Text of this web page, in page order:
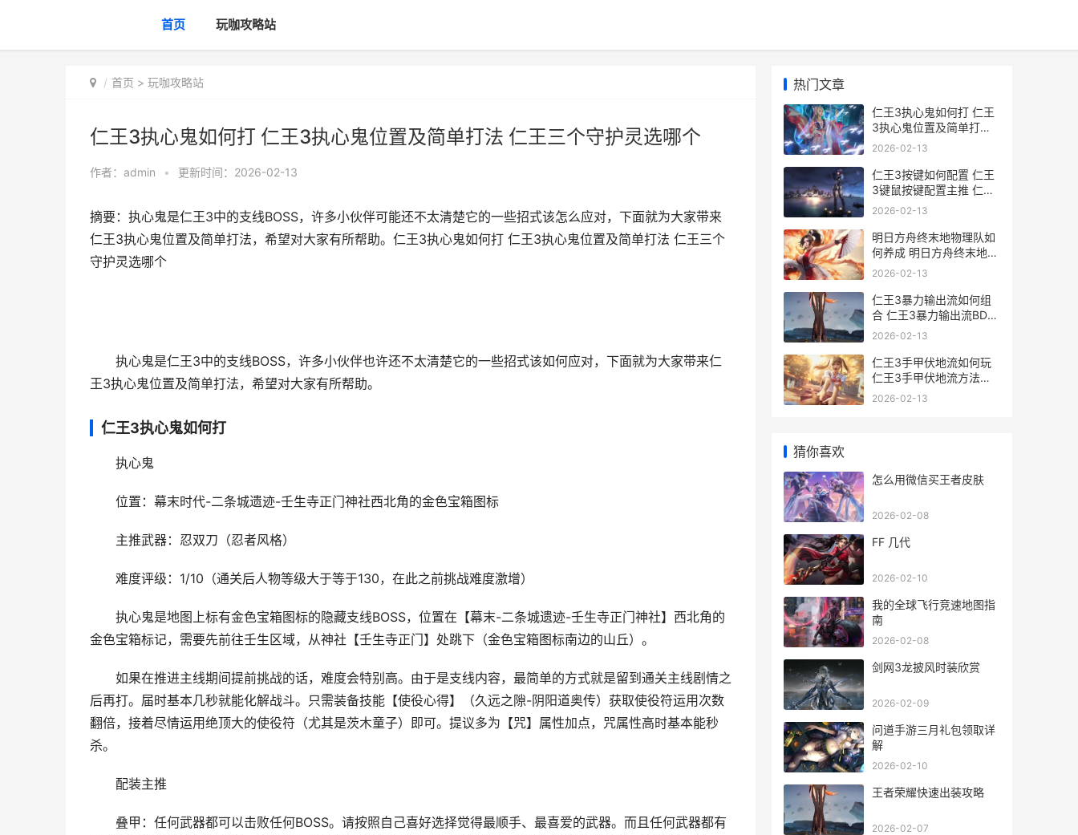
首页 玩咖攻略站
首页 > 玩咖攻略站
仁王3执心鬼如何打 仁王3执心鬼位置及简单打法 仁王三个守护灵选哪个
作者： admin • 更新时间：2026-02-13
摘要：执心鬼是仁王3中的支线BOSS，许多小伙伴可能还不太清楚它的一些招式该怎么应对，下面就为大家带来
仁王3执心鬼位置及简单打法，希望对大家有所帮助。仁王3执心鬼如何打 仁王3执心鬼位置及简单打法 仁王三个
守护灵选哪个
执心鬼是仁王3中的支线BOSS，许多小伙伴也许还不太清楚它的一些招式该如何应对，下面就为大家带来仁
王3执心鬼位置及简单打法，希望对大家有所帮助。
仁王3执心鬼如何打
执心鬼
位置：幕末时代-二条城遗迹-壬生寺正门神社西北角的金色宝箱图标
主推武器：忍双刀（忍者风格）
难度评级：1/10（通关后人物等级大于等于130，在此之前挑战难度激增）
执心鬼是地图上标有金色宝箱图标的隐藏支线BOSS，位置在【幕末-二条城遗迹-壬生寺正门神社】西北角的
金色宝箱标记，需要先前往壬生区域，从神社【壬生寺正门】处跳下（金色宝箱图标南边的山丘）。
如果在推进主线期间提前挑战的话，难度会特别高。由于是支线内容，最简单的方式就是留到通关主线剧情之
后再打。届时基本几秒就能化解战斗。只需装备技能【使役心得】（久远之隙-阴阳道奥传）获取使役符运用次数
翻倍，接着尽情运用绝顶大的使役符（尤其是茨木童子）即可。提议多为【咒】属性加点，咒属性高时基本能秒
杀。
配装主推
叠甲：任何武器都可以击败任何BOSS。请按照自己喜好选择觉得最顺手、最喜爱的武器。而且任何武器都有
热门文章
仁王3执心鬼如何打 仁王
3执心鬼位置及简单打法
仁王三个守护灵选哪个
2026-02-13
仁王3按键如何配置 仁王
3键鼠按键配置主推 仁王
3剧情
2026-02-13
明日方舟终末地物理队如
何养成 明日方舟终末地物
理队养成及配装策略 明日
2026-02-13
仁王3暴力输出流如何组
合 仁王3暴力输出流BD同
享 仁王333套装
2026-02-13
仁王3手甲伏地流如何玩
仁王3手甲伏地流方法同
享 仁王第三章
2026-02-13
猜你喜欢
怎么用微信买王者皮肤
2026-02-08
FF 几代
2026-02-10
我的全球飞行竞速地图指
南
2026-02-08
剑网3龙披风时装欣赏
2026-02-09
问道手游三月礼包领取详
解
2026-02-10
王者荣耀快速出装攻略
2026-02-07